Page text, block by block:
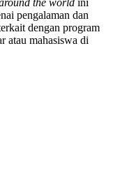
the world ini
pengalaman dan
dengan program
atau mahasiswa di